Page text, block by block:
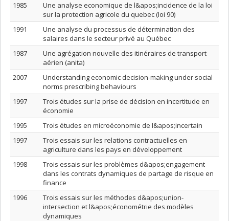
1985
Une analyse economique de l&apos;incidence de la loi
sur la protection agricole du quebec (loi 90)
1991
Une analyse du processus de détermination des
salaires dans le secteur privé au Québec
1987
Une agrégation nouvelle des itinéraires de transport
aérien (anita)
2007
Understanding economic decision-making under social
norms prescribing behaviours
1997
Trois études sur la prise de décision en incertitude en
économie
1995
Trois études en microéconomie de l&apos;incertain
1997
Trois essais sur les relations contractuelles en
agriculture dans les pays en développement
1998
Trois essais sur les problèmes d&apos;engagement
dans les contrats dynamiques de partage de risque en
finance
1996
Trois essais sur les méthodes d&apos;union-
intersection et l&apos;économétrie des modèles
dynamiques